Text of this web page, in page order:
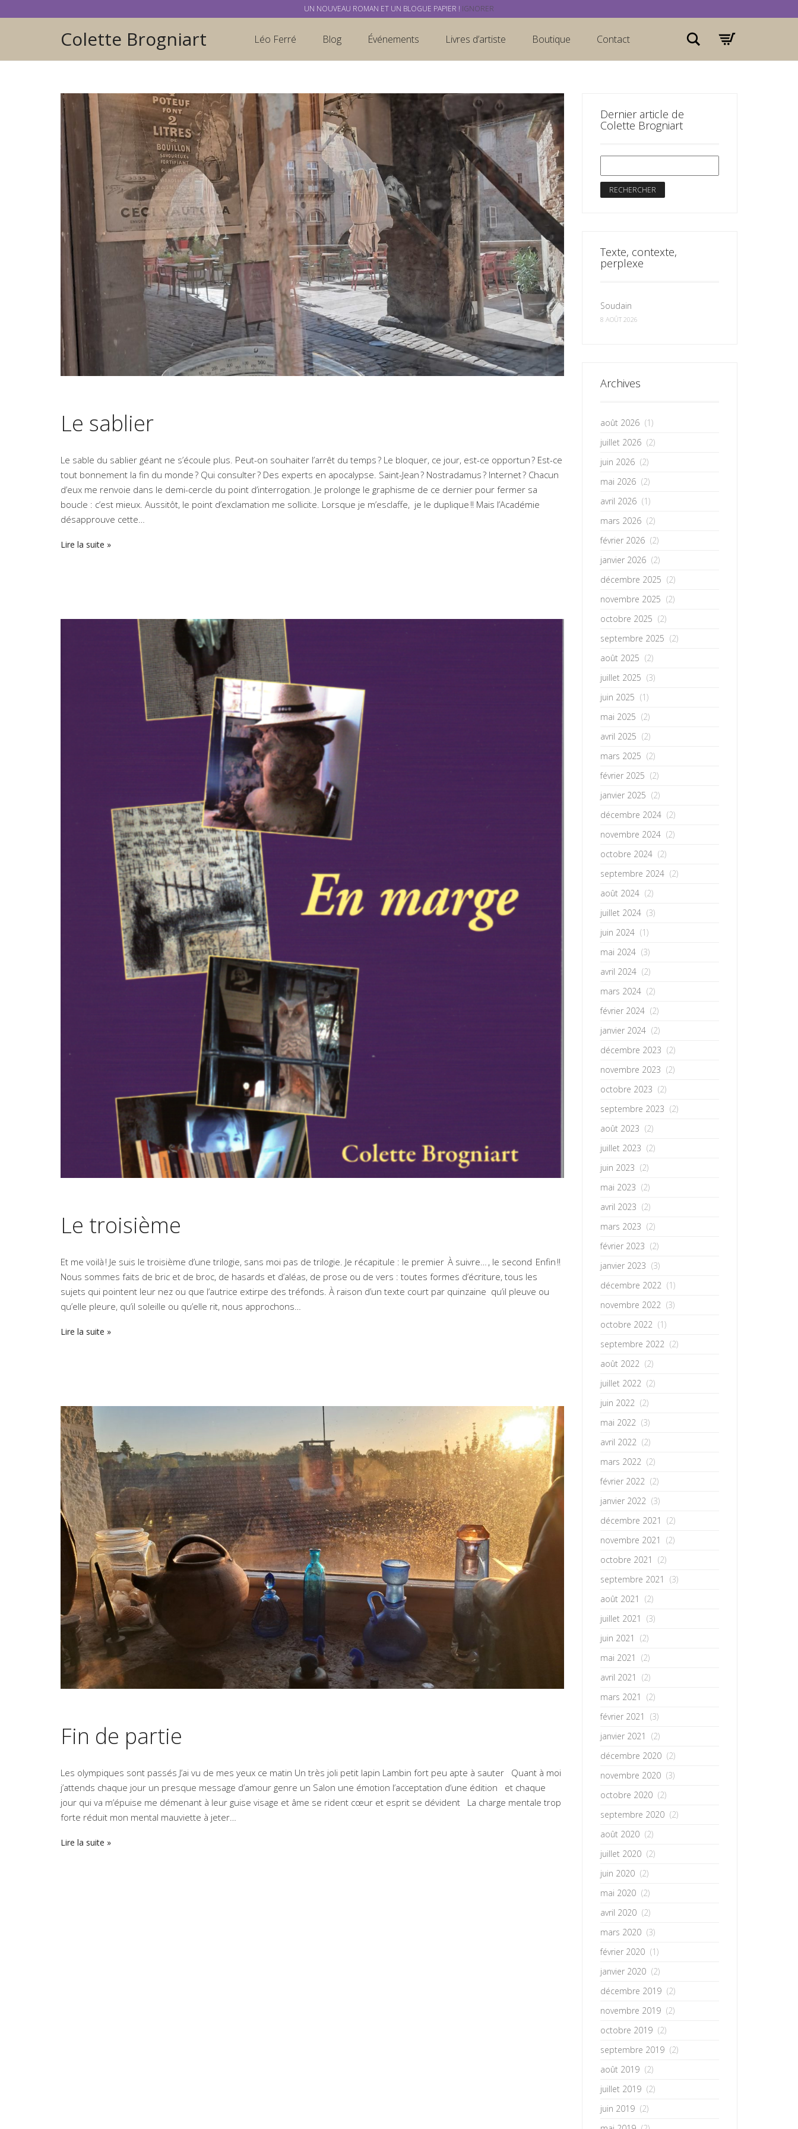
Colette Brogniart Léo Ferré Blog Événements Livres d’artiste Boutique Contact Rechercher
Le sablier
Le sable du sablier géant ne s’écoule plus. Peut-on souhaiter l’arrêt du temps ? Le bloquer, ce jour, est-ce opportun ? Est-ce
tout bonnement la fin du monde ? Qui consulter ? Des experts en apocalypse. Saint-Jean ? Nostradamus ? Internet ? Chacun
d’eux me renvoie dans le demi-cercle du point d’interrogation. Je prolonge le graphisme de ce dernier pour fermer sa
boucle : c’est mieux. Aussitôt, le point d’exclamation me sollicite. Lorsque je m’esclaffe, je le duplique !! Mais l’Académie
désapprouve cette…
Lire la suite
Le troisième
Et me voilà ! Je suis le troisième d’une trilogie, sans moi pas de trilogie. Je récapitule : le premier À suivre… , le second Enfin !!
Nous sommes faits de bric et de broc, de hasards et d’aléas, de prose ou de vers : toutes formes d’écriture, tous les
sujets qui pointent leur nez ou que l’autrice extirpe des tréfonds. À raison d’un texte court par quinzaine qu’il pleuve ou
qu’elle pleure, qu’il soleille ou qu’elle rit, nous approchons…
Lire la suite
Fin de partie
Les olympiques sont passés J’ai vu de mes yeux ce matin Un très joli petit lapin Lambin fort peu apte à sauter Quant à moi
j’attends chaque jour un presque message d’amour genre un Salon une émotion l’acceptation d’une édition et chaque
jour qui va m’épuise me démenant à leur guise visage et âme se rident cœur et esprit se dévident La charge mentale trop
forte réduit mon mental mauviette à jeter…
Lire la suite
Dernier article de
Colette Brogniart
Texte, contexte,
perplexe
Soudain
8 AOÛT 2026
Archives
août 2026 (1)
juillet 2026 (2)
juin 2026 (2)
mai 2026 (2)
avril 2026 (1)
mars 2026 (2)
février 2026 (2)
janvier 2026 (2)
décembre 2025 (2)
novembre 2025 (2)
octobre 2025 (2)
septembre 2025 (2)
août 2025 (2)
juillet 2025 (3)
juin 2025 (1)
mai 2025 (2)
avril 2025 (2)
mars 2025 (2)
février 2025 (2)
janvier 2025 (2)
décembre 2024 (2)
novembre 2024 (2)
octobre 2024 (2)
septembre 2024 (2)
août 2024 (2)
juillet 2024 (3)
juin 2024 (1)
mai 2024 (3)
avril 2024 (2)
mars 2024 (2)
février 2024 (2)
janvier 2024 (2)
décembre 2023 (2)
novembre 2023 (2)
octobre 2023 (2)
septembre 2023 (2)
août 2023 (2)
juillet 2023 (2)
juin 2023 (2)
mai 2023 (2)
avril 2023 (2)
mars 2023 (2)
février 2023 (2)
janvier 2023 (3)
décembre 2022 (1)
novembre 2022 (3)
octobre 2022 (1)
septembre 2022 (2)
août 2022 (2)
juillet 2022 (2)
juin 2022 (2)
mai 2022 (3)
avril 2022 (2)
mars 2022 (2)
février 2022 (2)
janvier 2022 (3)
décembre 2021
(2)
novembre 2021
(2)
octobre 2021
(2)
septembre 2021
(3)
août 2021
(2)
juillet 2021
(3)
juin 2021
(2)
mai 2021
(2)
avril 2021
(2)
mars 2021
(2)
février 2021
(3)
janvier 2021
(2)
décembre 2020 (2)
novembre 2020 (3)
octobre 2020 (2)
septembre 2020 (2)
août 2020 (2)
juillet 2020 (2)
juin 2020 (2)
mai 2020 (2)
avril 2020 (2)
mars 2020 (3)
février 2020 (1)
janvier 2020 (2)
décembre 2019 (2)
novembre 2019 (2)
octobre 2019 (2)
septembre 2019 (2)
août 2019 (2)
juillet 2019 (2)
juin 2019 (2)
UN NOUVEAU ROMAN ET UN BLOGUE PAPIER ! IGNORER